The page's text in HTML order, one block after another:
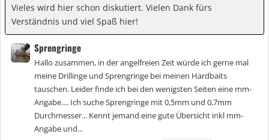
Vieles wird hier schon diskutiert. Vielen Dank fürs
Verständnis und viel Spaß hier!
Sprengringe
Hallo zusammen, in der angelfreien Zeit würde ich gerne mal
meine Drillinge und Sprengringe bei meinen Hardbaits
tauschen. Leider finde ich bei den wenigsten Seiten eine mm-
Angabe.... Ich suche Sprengringe mit 0,5mm und 0,7mm
Durchmesser... Kennt jemand eine gute Übersicht inkl mm-
Angabe und...